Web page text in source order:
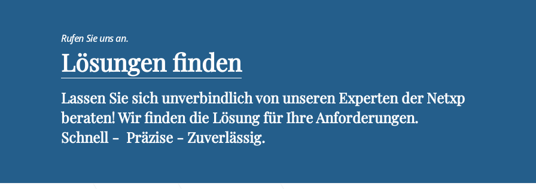
Rufen Sie uns an.
Lösungen finden
Lassen Sie sich unverbindlich von unseren Experten der Netxp
beraten! Wir finden die Lösung für Ihre Anforderungen.
Schnell - Präzise - Zuverlässig.